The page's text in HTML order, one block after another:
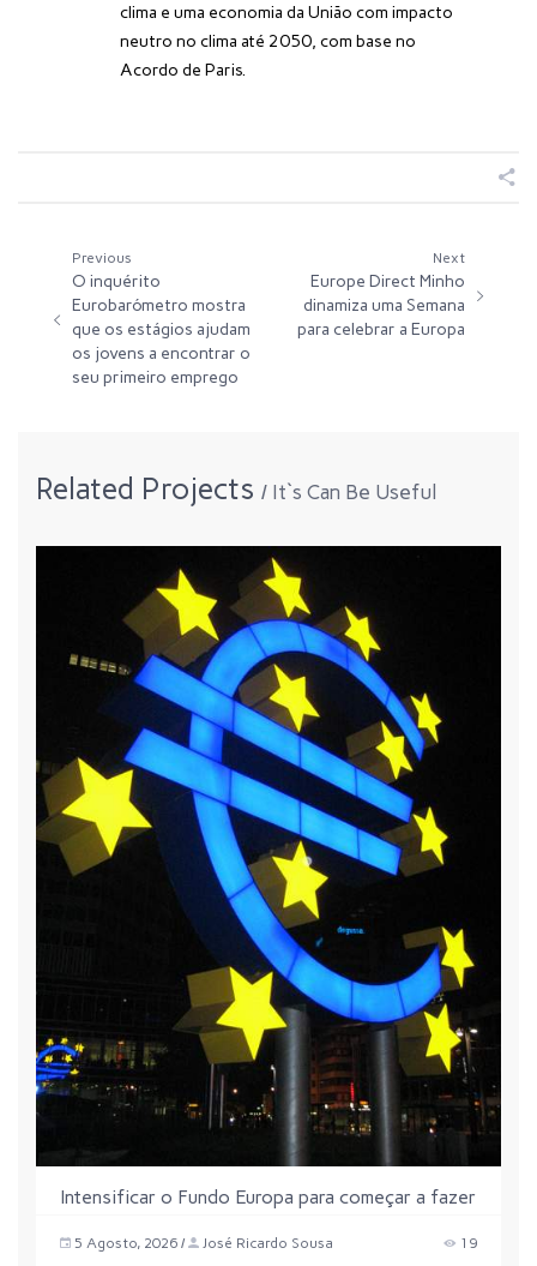
clima e uma economia da União com impacto
neutro no clima até 2050, com base no
Acordo de Paris.
Previous
O inquérito
Eurobarómetro mostra
que os estágios ajudam
os jovens a encontrar o
seu primeiro emprego
Next
Europe Direct Minho
dinamiza uma Semana
para celebrar a Europa
Related Projects It`s Can Be Useful
Intensificar o Fundo Europa para começar a fazer
5 Agosto, 2026 José Ricardo Sousa 19